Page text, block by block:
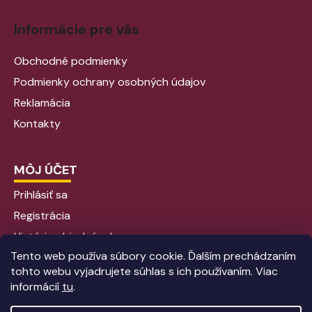
Tento web používa súbory cookie. Ďalším prechádzaním
tohto webu vyjadrujete súhlas s ich používaním. Viac
informácií tu.
Informácie pre vás
Obchodné podmienky
Podmienky ochrany osobných údajov
Reklamácia
Kontakty
MÔJ ÚČET
Prihlásiť sa
Registrácia
História objednávok